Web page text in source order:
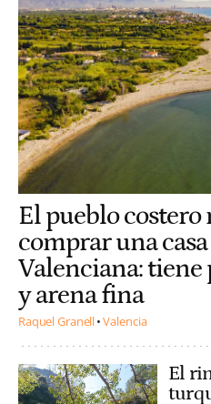
El pueblo costero
comprar una
Valenciana: tiene
y arena fina
Raquel Granell Valencia
El